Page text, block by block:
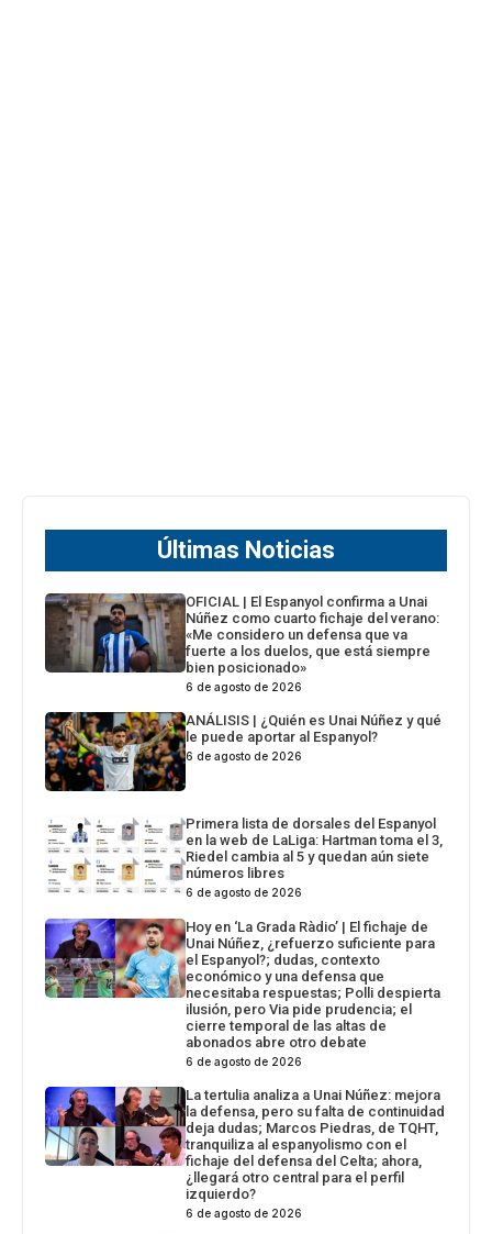
Últimas Noticias
OFICIAL | El Espanyol confirma a Unai
Núñez como cuarto fichaje del verano:
«Me considero un defensa que va
fuerte a los duelos, que está siempre
bien posicionado»
6 de agosto de 2026
ANÁLISIS | ¿Quién es Unai Núñez y qué
le puede aportar al Espanyol?
6 de agosto de 2026
Primera lista de dorsales del Espanyol
en la web de LaLiga: Hartman toma el 3,
Riedel cambia al 5 y quedan aún siete
números libres
6 de agosto de 2026
Hoy en ‘La Grada Ràdio’ | El fichaje de
Unai Núñez, ¿refuerzo suficiente para
el Espanyol?; dudas, contexto
económico y una defensa que
necesitaba respuestas; Polli despierta
ilusión, pero Via pide prudencia; el
cierre temporal de las altas de
abonados abre otro debate
6 de agosto de 2026
La tertulia analiza a Unai Núñez: mejora
la defensa, pero su falta de continuidad
deja dudas; Marcos Piedras, de TQHT,
tranquiliza al espanyolismo con el
fichaje del defensa del Celta; ahora,
¿llegará otro central para el perfil
izquierdo?
6 de agosto de 2026